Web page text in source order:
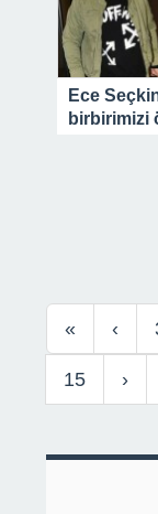
Ece
birbirimizi
« ‹
15 ›